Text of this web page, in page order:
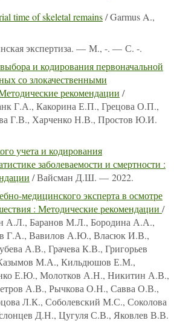
time of skeletal remains/ Garmus A.,
экспертиза. — М., -. — С. -.
и кодирования первоначальной
со злокачественными
рекомендации /
Г.А., Какорина Е.П., Грецова О.П.,
Г.В., Харченко Н.В., Простов Ю.И.
учета и кодирования
заболеваемости и смертности :
/ Вайсман Д.Ш. — 2022.
медицинского эксперта в осмотре
: Методические рекомендации /
А.Л., Баранов М.Л., Бородина А.А.,
Г.А., Вавилов А.Ю., Власюк И.В.,
А.В., Грачева К.В., Григорьев
М.А., Кильдюшов Е.М.,
Е.Ю., Молотков А.Н., Никитин А.В.,
А.В., Рычкова О.Н., Савва О.В.,
Л.К., Соболевский М.С., Соколова
Д.Н., Цугуля С.В., Яковлев В.В.